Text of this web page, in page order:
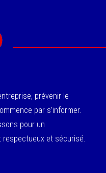
prévenir le
par s’informer.
pour un
respectueux et sécurisé.